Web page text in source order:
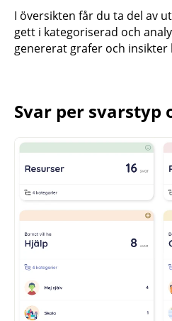
I översikten får du ta del av
gett i kategoriserad och
genererat grafer och
Svar per svarstyp